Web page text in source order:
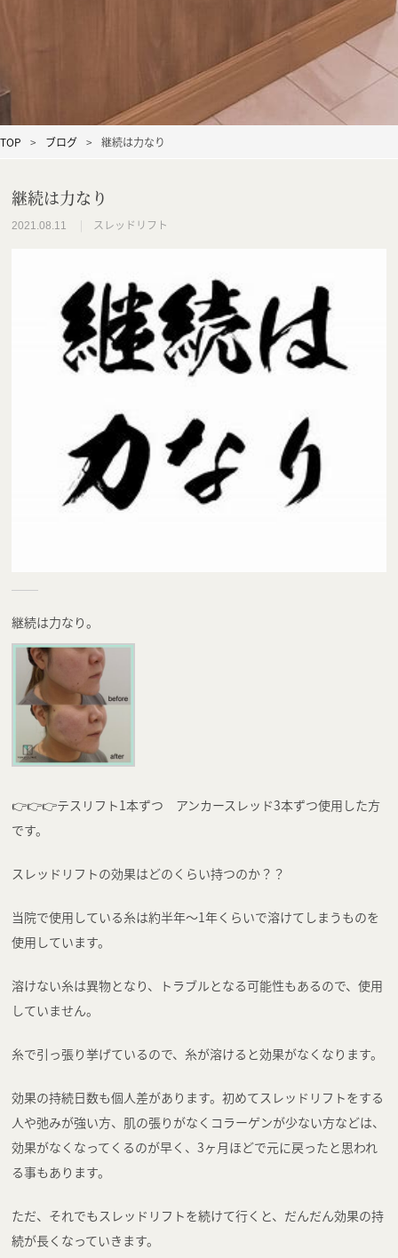
TOP ブログ 継続は力なり
継続は力なり
2021.08.11 スレッドリフト
継続は力なり。
👉👉👉テスリフト1本ずつ アンカースレッド3本ずつ使用した方
です。
スレッドリフトの効果はどのくらい持つのか？？
当院で使用している糸は約半年〜1年くらいで溶けてしまうものを
使用しています。
溶けない糸は異物となり、トラブルとなる可能性もあるので、使用
していません。
糸で引っ張り挙げているので、糸が溶けると効果がなくなります。
効果の持続日数も個人差があります。初めてスレッドリフトをする
人や弛みが強い方、肌の張りがなくコラーゲンが少ない方などは、
効果がなくなってくるのが早く、3ヶ月ほどで元に戻ったと思われ
る事もあります。
ただ、それでもスレッドリフトを続けて行くと、だんだん効果の持
続が長くなっていきます。